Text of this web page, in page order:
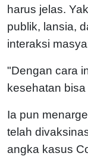
harus jelas.
publik, lansia,
interaksi
"Dengan cara
kesehatan
Ia pun
telah
angka kasus